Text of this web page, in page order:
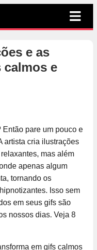
e as
e
pare um pouco e
artista cria ilustrações
mas além
apenas algum
tornando os
Isso sem
em seus gifs são
nossos dias. Veja 8